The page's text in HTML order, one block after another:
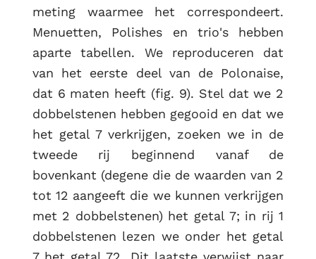
meting waarmee het correspondeert.
Menuetten, Polishes en trio's hebben
aparte tabellen. We reproduceren dat
van het eerste deel van de Polonaise,
dat 6 maten heeft (fig. 9). Stel dat we 2
dobbelstenen hebben gegooid en dat we
het getal 7 verkrijgen, zoeken we in de
tweede rij beginnend vanaf de
bovenkant (degene die de waarden van 2
tot 12 aangeeft die we kunnen verkrijgen
met 2 dobbelstenen) het getal 7; in rij 1
dobbelstenen lezen we onder het getal